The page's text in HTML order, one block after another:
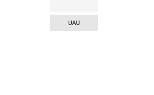
UAU